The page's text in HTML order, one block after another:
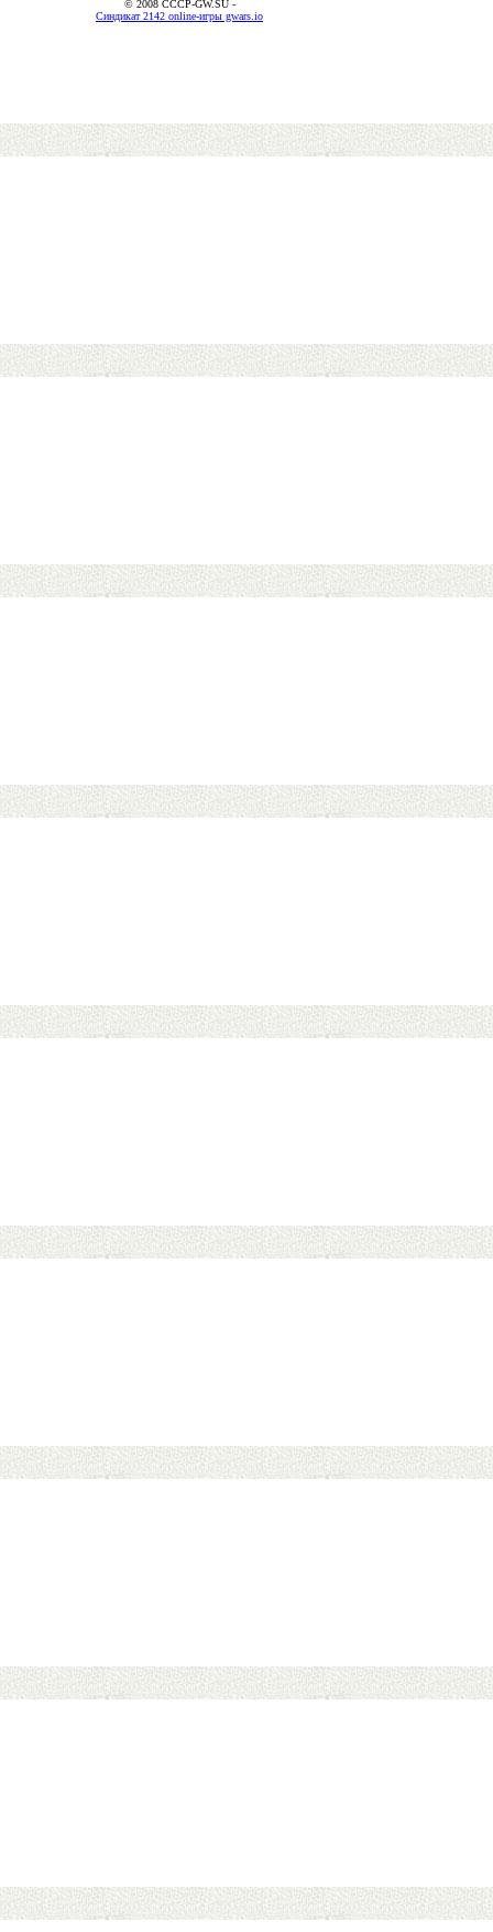
© 2008 CCCP-GW.SU -
Синдикат 2142 online-игры gwars.io